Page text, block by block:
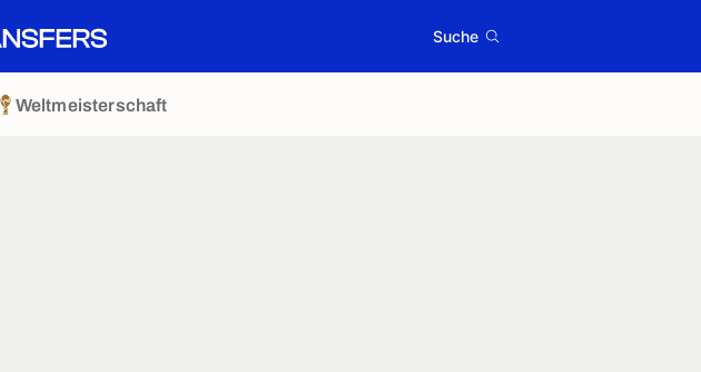
Suche
Weltmeisterschaft